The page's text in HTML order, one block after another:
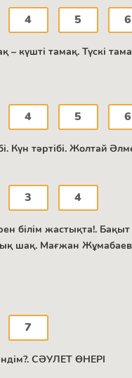
4 5 6
– күшті тамақ. Түскі
4 5 6
Күн тәртібі. Жолтай
3 4
білім жастықта!.
шақ. Мағжан Жұмабаев
7
СӘУЛЕТ ӨНЕРІ